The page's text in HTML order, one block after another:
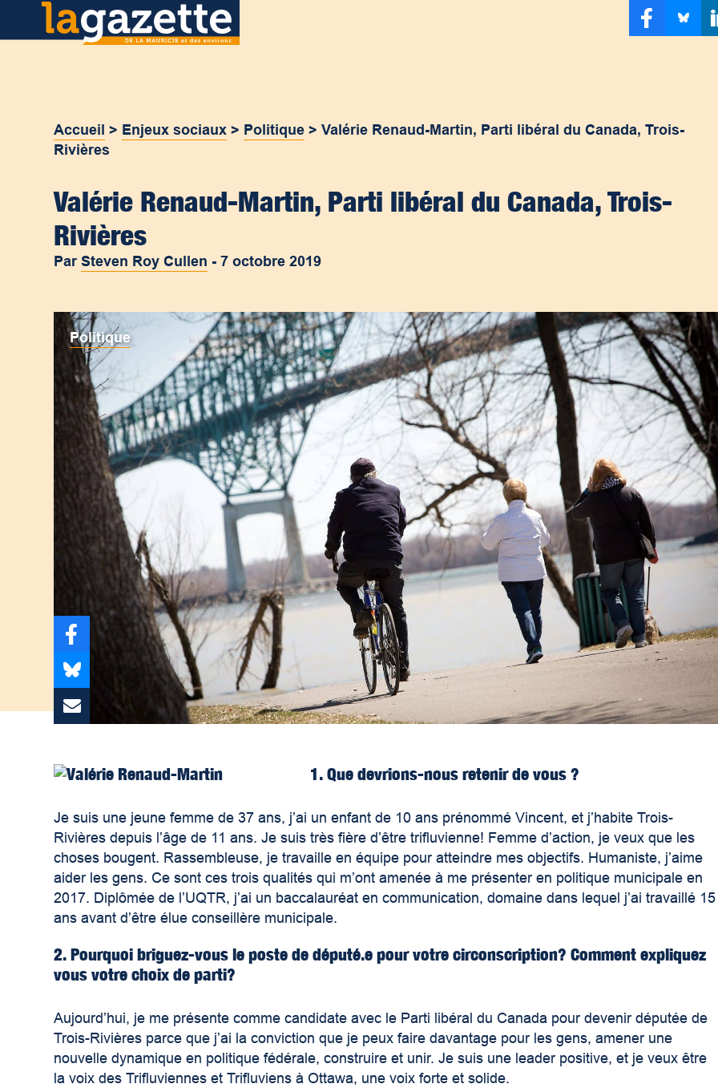
Accueil > Enjeux sociaux > Politique >Valérie Renaud-Martin, Parti libéral du Canada, Trois-
Rivières
Valérie Renaud-Martin, Parti libéral du Canada, Trois-
Rivières
ParSteven Roy Cullen -7 octobre 2019
Politique
1. Que devrions-nous retenir de vous ?
Je suis une jeune femme de 37 ans, j’ai un enfant de 10 ans prénommé Vincent, et j’habite Trois-
Rivières depuis l’âge de 11 ans. Je suis très fière d’être trifluvienne! Femme d’action, je veux que les
choses bougent. Rassembleuse, je travaille en équipe pour atteindre mes objectifs. Humaniste, j’aime
aider les gens. Ce sont ces trois qualités qui m’ont amenée à me présenter en politique municipale en
2017. Diplômée de l’UQTR, j’ai un baccalauréat en communication, domaine dans lequel j’ai travaillé 15
ans avant d’être élue conseillère municipale.
2. Pourquoi briguez-vous le poste de député.e pour votre circonscription? Comment expliquez
vous votre choix de parti?
Aujourd’hui, je me présente comme candidate avec le Parti libéral du Canada pour devenir députée de
Trois-Rivières parce que j’ai la conviction que je peux faire davantage pour les gens, amener une
nouvelle dynamique en politique fédérale, construire et unir. Je suis une leader positive, et je veux être
la voix des Trifluviennes et Trifluviens à Ottawa, une voix forte et solide.